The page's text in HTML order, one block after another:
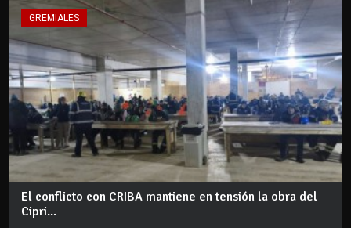
GREMIALES
El conflicto con CRIBA mantiene en tensión la obra del
Cipri...